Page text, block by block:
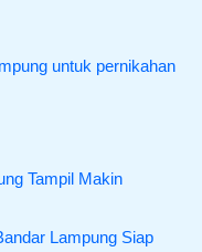
untuk pernikahan
Tampil Makin
Lampung Siap